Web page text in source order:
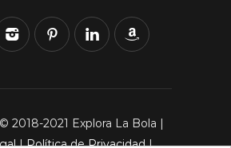
2018-2021 Explora La Bola |
|Política de Privacidad|